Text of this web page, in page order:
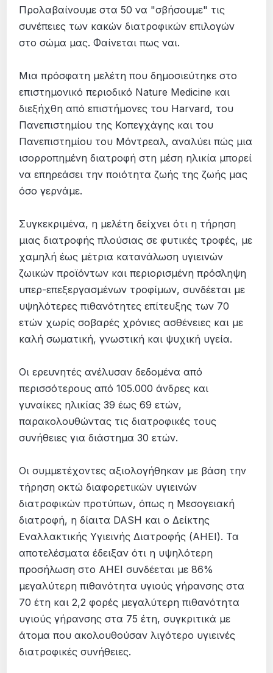
Προλαβαίνουμε στα 50 να "σβήσουμε" τις
συνέπειες των κακών διατροφικών επιλογών
στο σώμα μας. Φαίνεται πως ναι.
Μια πρόσφατη μελέτη που δημοσιεύτηκε στο
επιστημονικό περιοδικό Nature Medicine και
διεξήχθη από επιστήμονες του Harvard, του
Πανεπιστημίου της Κοπεγχάγης και του
Πανεπιστημίου του Μόντρεαλ, αναλύει πώς μια
ισορροπημένη διατροφή στη μέση ηλικία μπορεί
να επηρεάσει την ποιότητα ζωής της ζωής μας
όσο γερνάμε.
Συγκεκριμένα, η μελέτη δείχνει ότι η τήρηση
μιας διατροφής πλούσιας σε φυτικές τροφές, με
χαμηλή έως μέτρια κατανάλωση υγιεινών
ζωικών προϊόντων και περιορισμένη πρόσληψη
υπερ-επεξεργασμένων τροφίμων, συνδέεται με
υψηλότερες πιθανότητες επίτευξης των 70
ετών χωρίς σοβαρές χρόνιες ασθένειες και με
καλή σωματική, γνωστική και ψυχική υγεία.
Οι ερευνητές ανέλυσαν δεδομένα από
περισσότερους από 105.000 άνδρες και
γυναίκες ηλικίας 39 έως 69 ετών,
παρακολουθώντας τις διατροφικές τους
συνήθειες για διάστημα 30 ετών.
Οι συμμετέχοντες αξιολογήθηκαν με βάση την
τήρηση οκτώ διαφορετικών υγιεινών
διατροφικών προτύπων, όπως η Μεσογειακή
διατροφή, η δίαιτα DASH και ο Δείκτης
Εναλλακτικής Υγιεινής Διατροφής (AHEI). Τα
αποτελέσματα έδειξαν ότι η υψηλότερη
προσήλωση στο AHEI συνδέεται με 86%
μεγαλύτερη πιθανότητα υγιούς γήρανσης στα
70 έτη και 2,2 φορές μεγαλύτερη πιθανότητα
υγιούς γήρανσης στα 75 έτη, συγκριτικά με
άτομα που ακολουθούσαν λιγότερο υγιεινές
διατροφικές συνήθειες.